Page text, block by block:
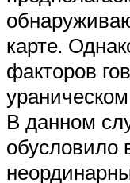
карте.
факторов
В данном
обусловило